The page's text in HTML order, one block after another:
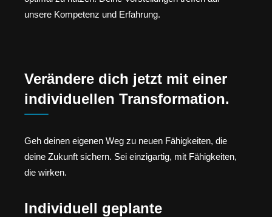
unsere Kompetenz und Erfahrung.
Verändere dich jetzt mit einer
individuellen Transformation.
Geh deinen eigenen Weg zu neuen Fähigkeiten, die
deine Zukunft sichern. Sei einzigartig, mit Fähigkeiten,
die wirken.
Individuell geplante